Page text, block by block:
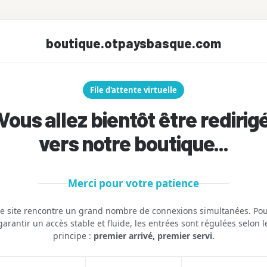
boutique.otpaysbasque.com
File d'attente virtuelle
allez bientôt être
vers notre boutique...
Merci pour votre patience
site rencontre un grand nombre de connexions simultanées.
un accès stable et fluide, les entrées sont régulées selon
principe : premier arrivé, premier servi.